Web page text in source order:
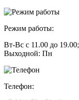
Режим работы:
Вт-Вс с 11.00 до 19.00;
Выходной: Пн
Телефон: